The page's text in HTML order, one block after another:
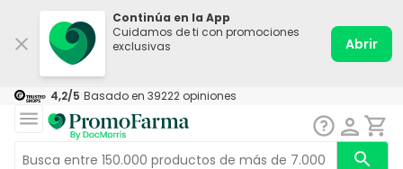
Continúa en la App
Cuidamos de ti con promociones
exclusivas
Abrir
4,2/5 Basado en 39222 opiniones